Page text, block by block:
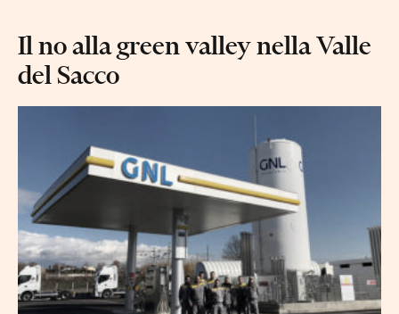
Il no alla green valley nella Valle
del Sacco